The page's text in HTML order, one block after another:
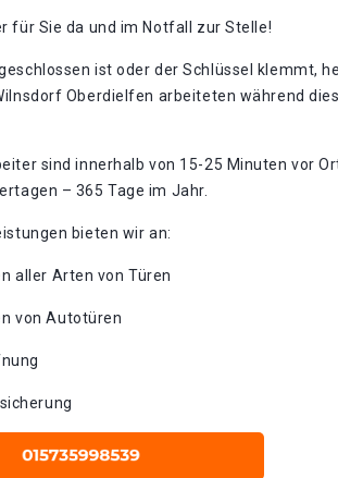
für Sie da und im Notfall zur Stelle!
ist oder der Schlüssel klemmt,
Oberdielfen arbeiteten während
sind innerhalb von 15-25 Minuten vor
– 365 Tage im Jahr.
bieten wir an:
aller Arten von Türen
von Autotüren